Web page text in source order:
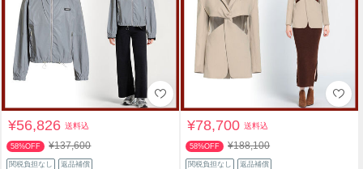
¥56,826送料込
58%OFF ¥137,600
関税負担なし 返品補償
¥78,700送料込
58%OFF ¥188,100
関税負担なし 返品補償